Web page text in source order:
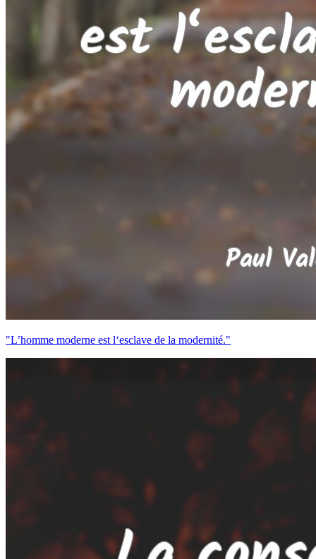
"L’homme moderne est l‘esclave de la modernité."